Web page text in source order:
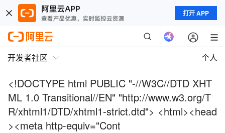
打开 APP
开发者社区 个人
<!DOCTYPE html PUBLIC "-//W3C//DTD XHT
ML 1.0 Transitional//EN" "http://www.w3.org/T
R/xhtml1/DTD/xhtml1-strict.dtd"> <html><head
><meta http-equiv="Cont